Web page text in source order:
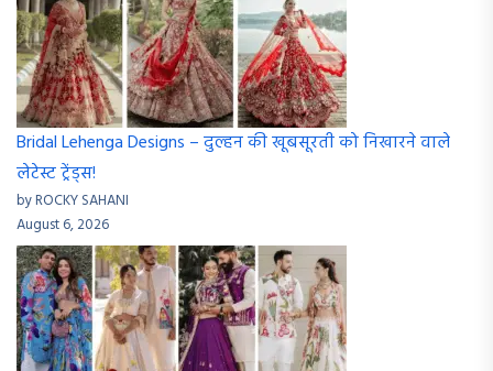
Bridal Lehenga Designs – दुल्हन की खूबसूरती को निखारने वाले
लेटेस्ट ट्रेंड्स!
by ROCKY SAHANI
August 6, 2026